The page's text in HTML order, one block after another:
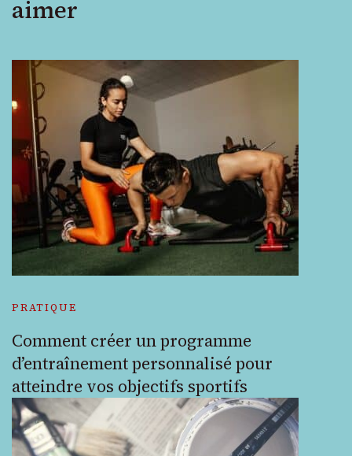
aimer
PRATIQUE
Comment créer un programme
d’entraînement personnalisé pour
atteindre vos objectifs sportifs